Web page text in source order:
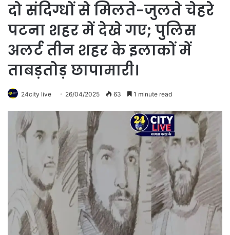
दो संदिग्धों से मिलते-जुलते चेहरे
पटना शहर में देखे गए; पुलिस
अलर्ट तीन शहर के इलाकों में
ताबड़तोड़ छापामारी।
24city live 26/04/2025 63 1 minute read